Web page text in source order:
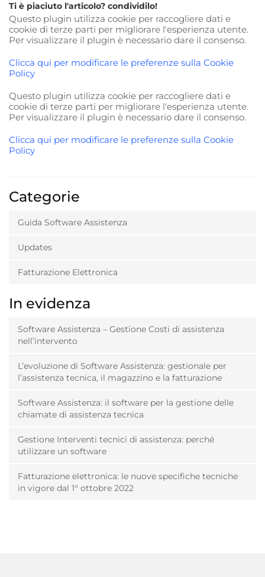
Ti è piaciuto l'articolo? condividilo!
Questo plugin utilizza cookie per raccogliere dati e
cookie di terze parti per migliorare l'esperienza utente.
Per visualizzare il plugin è necessario dare il consenso.
Clicca qui per modificare le preferenze sulla Cookie
Policy
Questo plugin utilizza cookie per raccogliere dati e
cookie di terze parti per migliorare l'esperienza utente.
Per visualizzare il plugin è necessario dare il consenso.
Clicca qui per modificare le preferenze sulla Cookie
Policy
Categorie
Guida Software Assistenza
Updates
Fatturazione Elettronica
In evidenza
Software Assistenza – Gestione Costi di assistenza
nell’intervento
L’evoluzione di Software Assistenza: gestionale per
l’assistenza tecnica, il magazzino e la fatturazione
Software Assistenza: il software per la gestione delle
chiamate di assistenza tecnica
Gestione Interventi tecnici di assistenza: perché
utilizzare un software
Fatturazione elettronica: le nuove specifiche tecniche
in vigore dal 1° ottobre 2022